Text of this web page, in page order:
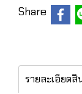
Share
รายละเอียดสิ